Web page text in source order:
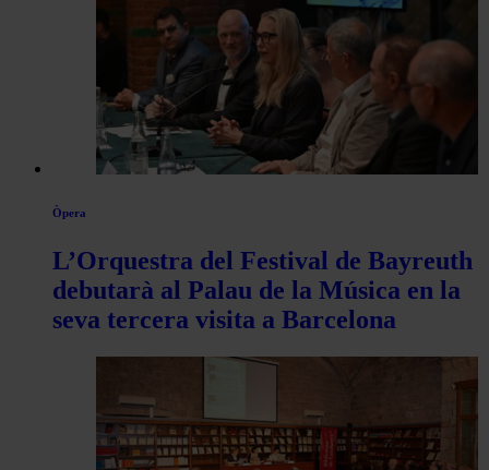
Òpera
L’Orquestra del Festival de Bayreuth
debutarà al Palau de la Música en la
seva tercera visita a Barcelona